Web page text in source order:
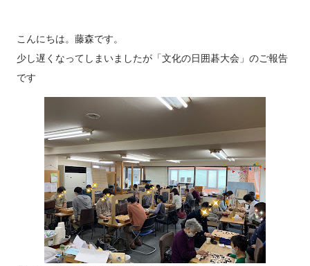
こんにちは。藤森です。
少し遅くなってしまいましたが「文化の日囲碁大会」のご報告
です